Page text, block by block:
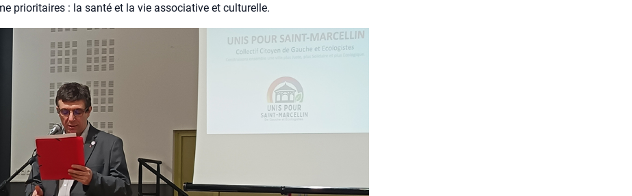
prio­ri­taires : la san­té et la vie asso­cia­tive et cultu­relle.